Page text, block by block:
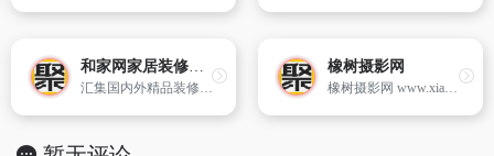
和家网家居装修图片库
汇集国内外精品装修效果图、家装效果图以及装修流行趋势图片赏析,为即将以及正在装修的你提供海量家装图片大全,帮助用户装修出属于自己的温馨家居。
橡树摄影网
橡树摄影网 www.xiangshu.com 是中国具有影响力的著名摄影网站,摄友和驴友的家园,网站创办于2004年,至今拥有超过80万注册会员和4万vip付费会员,编著出版了20多本摄影图书。